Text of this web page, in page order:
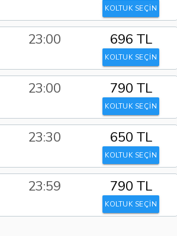
KOLTUK SEÇİN
23:00 696 TL
KOLTUK SEÇİN
23:00 790 TL
KOLTUK SEÇİN
23:30 650 TL
KOLTUK SEÇİN
23:59 790 TL
KOLTUK SEÇİN